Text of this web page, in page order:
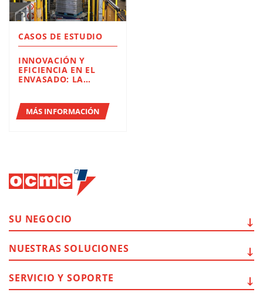
CASOS DE ESTUDIO
INNOVACIÓN Y
EFICIENCIA EN EL
ENVASADO: LA
AETNA GROUP
MÁS INFORMACIÓN
SU NEGOCIO
NUESTRAS SOLUCIONES
SERVICIO Y SOPORTE